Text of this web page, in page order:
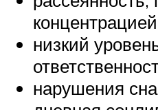
низкий
нарушения